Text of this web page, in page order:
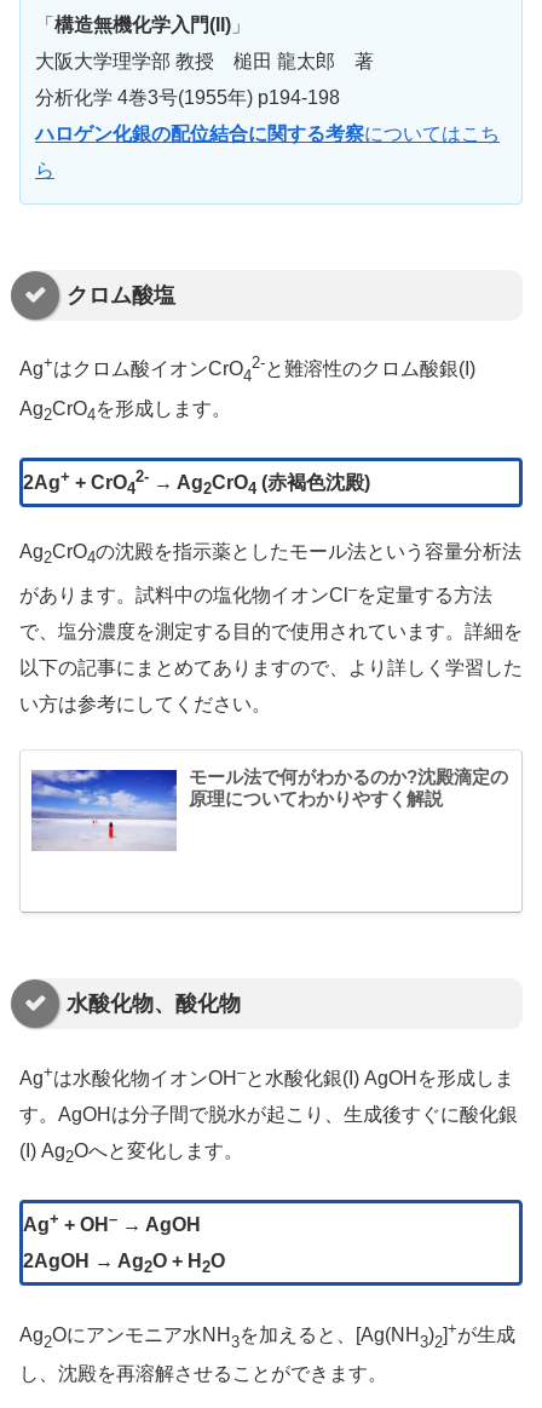
「 構造無機化学入門(II) 」
大阪大学理学部 教授 槌田 龍太郎 著
分析化学 4巻3号(1955年) p194-198
ハロゲン化銀の配位結合に関する考察についてはこち
ら
クロム酸塩
Ag+はクロム酸イオンCrO4
2-と難溶性のクロム酸銀(I)
Ag2CrO4を形成します。
2Ag+ + CrO4
2- → Ag2CrO4 (赤褐色沈殿)
Ag2CrO4の沈殿を指示薬としたモール法という容量分析法
があります。試料中の塩化物イオンCl –を定量する方法
で、塩分濃度を測定する目的で使用されています。詳細を
以下の記事にまとめてありますので、より詳しく学習した
い方は参考にしてください。
モール法で何がわかるのか?沈殿滴定の
原理についてわかりやすく解説
水酸化物、酸化物
Ag+は水酸化物イオンOH –と水酸化銀(I) AgOHを形成しま
す。AgOHは分子間で脱水が起こり、生成後すぐに酸化銀
(I) Ag2Oへと変化します。
Ag+ + OH – → AgOH
2AgOH → Ag2O + H 2O
Ag2Oにアンモニア水NH 3を加えると、[Ag(NH 3)2]+が生成
し、沈殿を再溶解させることができます。